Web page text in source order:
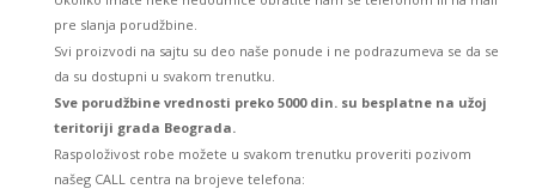
pre slanja porudžbine.
Svi proizvodi na sajtu su deo naše ponude i ne podrazumeva se da se
da su dostupni u svakom trenutku.
Sve porudžbine vrednosti preko 5000 din. su besplatne na užoj
teritoriji grada Beograda.
Raspoloživost robe možete u svakom trenutku proveriti pozivom
našeg CALL centra na brojeve telefona: